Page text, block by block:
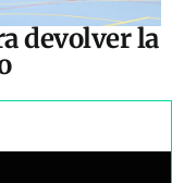
devolver la